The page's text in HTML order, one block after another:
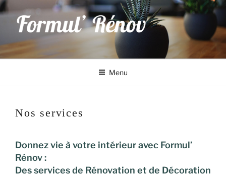
Aller
au
contenu
principal
Formul' Rénov
rénovation et décoration d'intérieur à Saint-Laurent de la Prée,
Menu
Nos services
Donnez vie à votre intérieur avec Formul’
Rénov :
Des services de Rénovation et de Décoration